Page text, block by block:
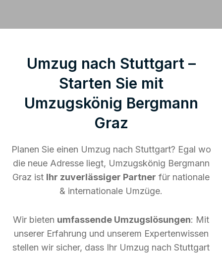
Umzug nach Stuttgart –
Starten Sie mit
Umzugskönig Bergmann
Graz
Planen Sie einen Umzug nach Stuttgart? Egal wo
die neue Adresse liegt, Umzugskönig Bergmann
Graz ist Ihr zuverlässiger Partner für nationale
& internationale Umzüge.
Wir bieten umfassende Umzugslösungen: Mit
unserer Erfahrung und unserem Expertenwissen
stellen wir sicher, dass Ihr Umzug nach Stuttgart